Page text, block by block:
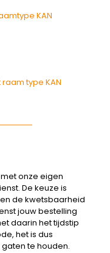
KAN
type KAN
onze eigen
De keuze is
de kwetsbaarheid
jouw bestelling
daarin het tijdstip
het is dus
te houden.